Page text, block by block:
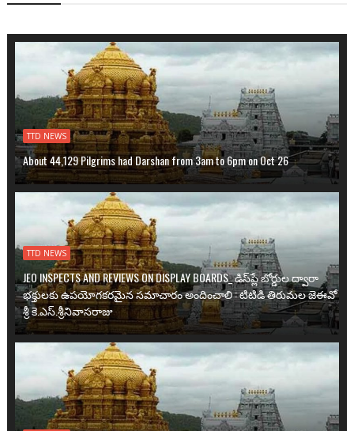
TTD NEWS
About 44,129 Pilgrims had Darshan from 3am to 6pm on Oct 26
TTD NEWS
JEO INSPECTS AND REVIEWS ON DISPLAY BOARDS_ డిస్‌ప్లే బోర్డుల ద్వారా
భక్తులకు ఉప‌యోగ‌క‌ర‌మైన సమాచారం అందించాలి : టిటిడి తిరుమల జెఈవో
శ్రీ కె.ఎస్.శ్రీనివాసరాజు